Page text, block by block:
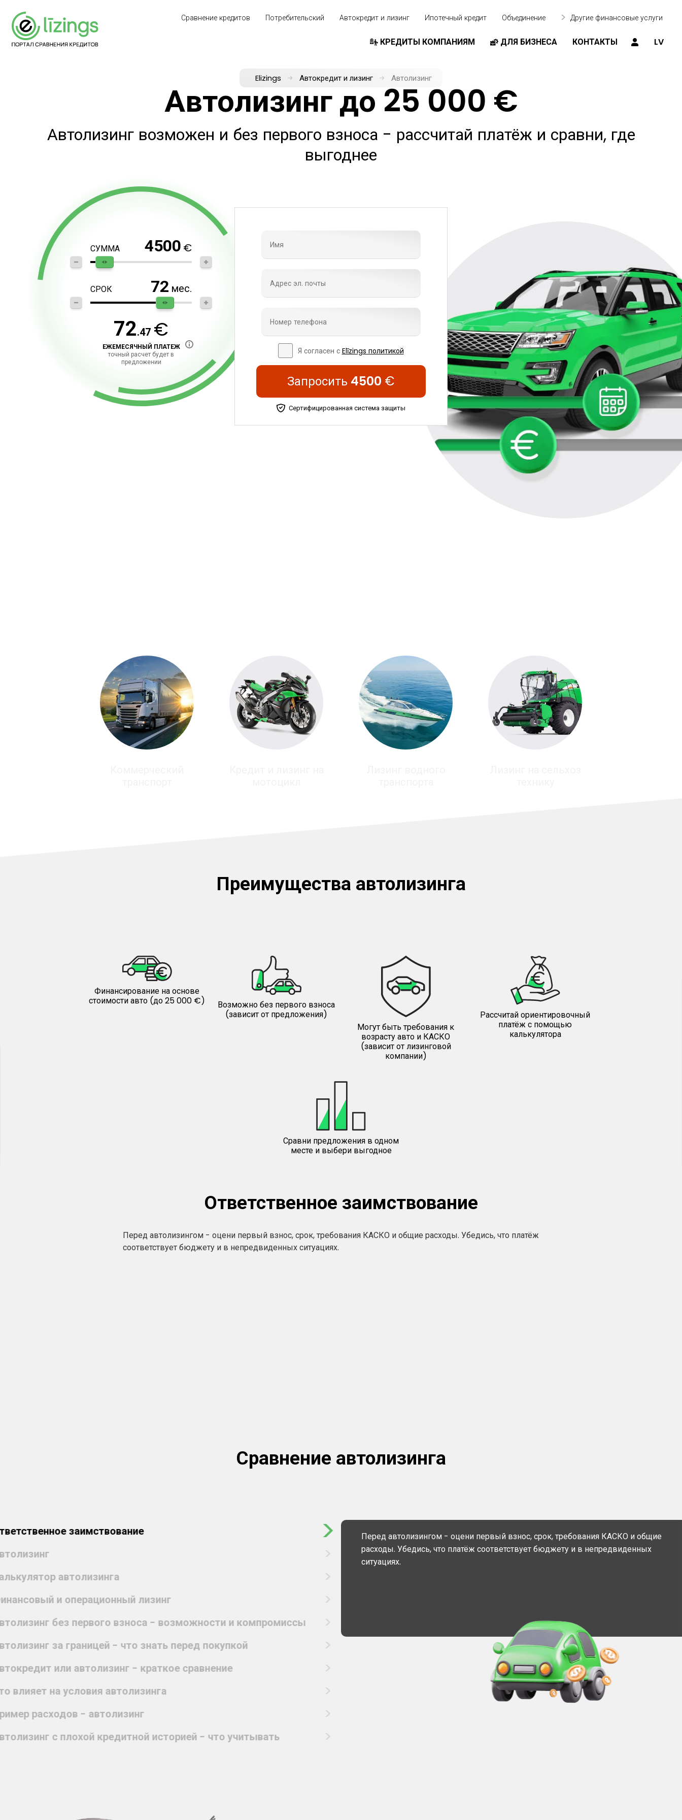
Сравнение кредитов Потребительский Автокредит и лизинг Ипотечный кредит Объединение Другие финансовые услуги
LV
КРЕДИТЫ КОМПАНИЯМ ДЛЯ БИЗНЕСА КОНТАКТЫ
Elizings Автокредит и лизинг Автолизинг
Автолизинг до 25 000 €
Автолизинг возможен и без первого взноса - рассчитай платёж и сравни, где
выгоднее
СУММА 4500 €
СРОК 72 мес.
72.47 €
ЕЖЕМЕСЯЧНЫЙ ПЛАТЕЖ
точный расчет будет в
предложении
Я согласен с Elīzings политикой
Запросить 4500 €
Сертифицированная система защиты
Преимущества автолизинга
Финансирование на основе
стоимости авто (до 25 000 €)
Возможно без первого взноса
(зависит от предложения)
Могут быть требования к
возрасту авто и КАСКО
(зависит от лизинговой
компании)
Рассчитай ориентировочный
платёж с помощью
калькулятора
Сравни предложения в одном
месте и выбери выгодное
Ответственное заимствование
Перед автолизингом - оцени первый взнос, срок, требования КАСКО и общие расходы. Убедись, что платёж
соответствует бюджету и в непредвиденных ситуациях.
Сравнение автолизинга
заимствование
Перед автолизингом - оцени первый взнос, срок, требования КАСКО и общие
расходы. Убедись, что платёж соответствует бюджету и в непредвиденных
ситуациях.
автолизинга
и операционный лизинг
без первого взноса - возможности и компромиссы
за границей - что знать перед покупкой
или автолизинг - краткое сравнение
влияет на условия автолизинга
расходов - автолизинг
с плохой кредитной историей - что учитывать